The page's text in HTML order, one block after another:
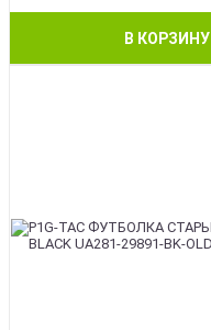
В КОРЗИНУ